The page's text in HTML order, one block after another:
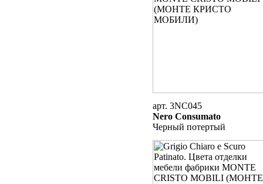
арт. 3NC045
Nero Consumato
Черный потертый